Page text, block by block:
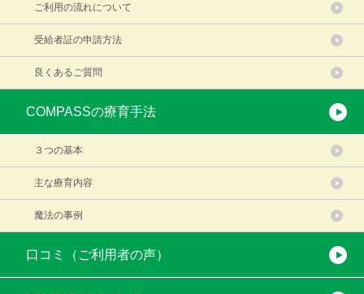
ご利用の流れについて
受給者証の申請方法
良くあるご質問
COMPASSの療育手法
３つの基本
主な療育内容
魔法の事例
口コミ（ご利用者の声）